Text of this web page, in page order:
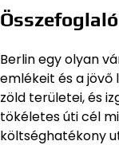
Összefoglaló
Berlin egy olyan
emlékeit és a jövő
zöld területei, és
tökéletes úti cél
költséghatékony